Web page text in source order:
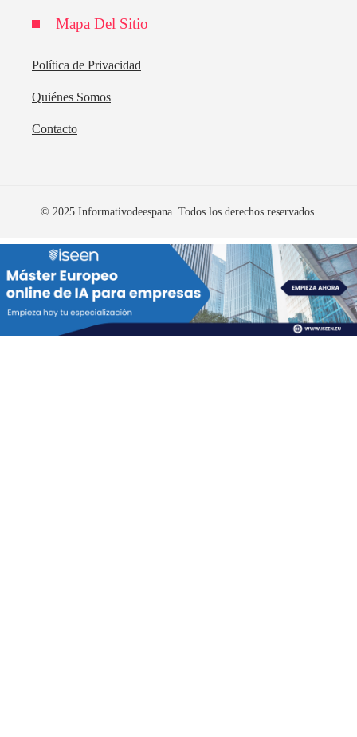
Mapa Del Sitio
Política de Privacidad
Quiénes Somos
Contacto
© 2025 Informativodeespana. Todos los derechos reservados.